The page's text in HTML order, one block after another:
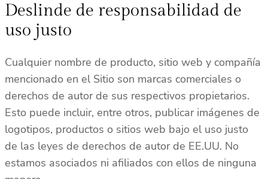
Deslinde de responsabilidad de
uso justo
Cualquier nombre de producto, sitio web y compañía
mencionado en el Sitio son marcas comerciales o
derechos de autor de sus respectivos propietarios.
Esto puede incluir, entre otros, publicar imágenes de
logotipos, productos o sitios web bajo el uso justo
de las leyes de derechos de autor de EE.UU. No
estamos asociados ni afiliados con ellos de ninguna